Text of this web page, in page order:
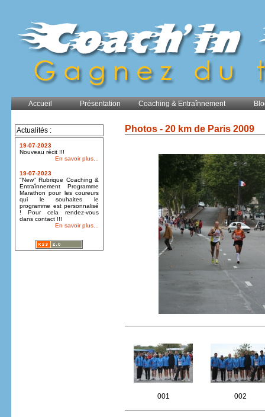
Accueil Présentation Coaching & Entraînnement
Actualités :
19-07-2023
Nouveau récit !!!
En savoir plus...
19-07-2023
"New" Rubrique Coaching &
Entraînnement Programme
Marathon pour les coureurs
qui le souhaites le
programme est personnalisé
! Pour cela rendez-vous
dans contact !!!
En savoir plus...
Photos - 20 km de Paris 2009
001 002